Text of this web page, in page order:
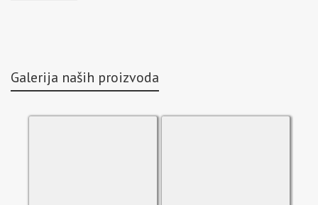
Galerija naših proizvoda